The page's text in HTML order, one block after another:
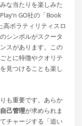
な当たりを楽しみた
GO社の「Book
ボラティリティスロ
シンボルがスクータ
スがあります。この
とに特徴やクオリテ
見つけることも楽し
も重要です。あらか
己管理が求められま
チャージする「追い